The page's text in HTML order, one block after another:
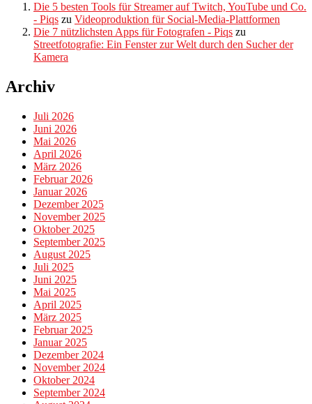
Die 5 besten Tools für Streamer auf Twitch, YouTube und Co.
- Piqs zu Videoproduktion für Social-Media-Plattformen
Die 7 nützlichsten Apps für Fotografen - Piqs zu
Streetfotografie: Ein Fenster zur Welt durch den Sucher der
Kamera
Archiv
Juli 2026
Juni 2026
Mai 2026
April 2026
März 2026
Februar 2026
Januar 2026
Dezember 2025
November 2025
Oktober 2025
September 2025
August 2025
Juli 2025
Juni 2025
Mai 2025
April 2025
März 2025
Februar 2025
Januar 2025
Dezember 2024
November 2024
Oktober 2024
September 2024